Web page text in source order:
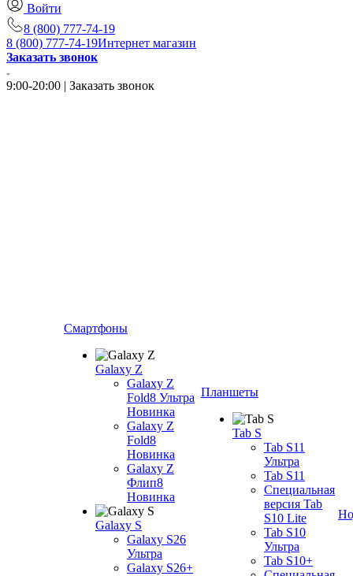
Войти
8 (800) 777-74-19
8 (800) 777-74-19Интернет магазин
Заказать звонок
9:00-20:00 | Заказать звонок
Смартфоны
Galaxy Z
Galaxy Z
Fold8 Ультра
Новинка
Galaxy Z
Fold8
Новинка
Galaxy Z
Флип8
Новинка
Galaxy S
Galaxy S26
Ультра
Galaxy S26+
Планшеты
Tab S
Tab S11
Ультра
Tab S11
Специальная
версия Tab
S10 Lite
Tab S10
Ультра
Tab S10+